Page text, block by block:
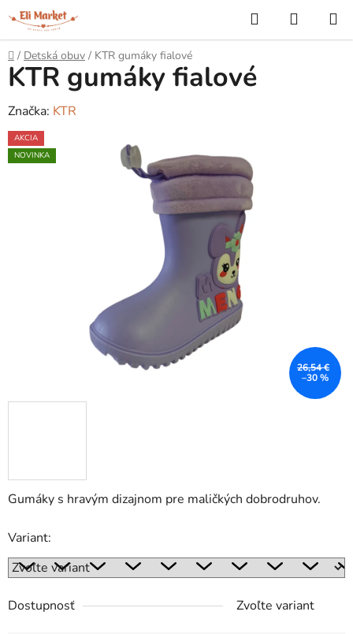
Prejsť
na
obsah
Hľadať
KOŠÍK
Domov
/ Detská obuv / KTR gumáky fialové
Gumáky s hravým dizajnom pre maličkých dobrodruhov.
Variant:
Dostupnosť Zvoľte variant
KTR gumáky fialové
Značka: KTR
AKCIA
NOVINKA
26,54 €
–30 %